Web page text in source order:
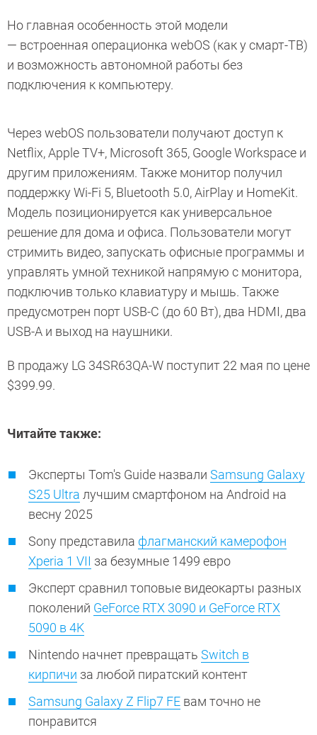
Но главная особенность этой модели
— встроенная операционка webOS (как у смарт-ТВ)
и возможность автономной работы без
подключения к компьютеру.
Через webOS пользователи получают доступ к
Netflix, Apple TV+, Microsoft 365, Google Workspace и
другим приложениям. Также монитор получил
поддержку Wi-Fi 5, Bluetooth 5.0, AirPlay и HomeKit.
Модель позиционируется как универсальное
решение для дома и офиса. Пользователи могут
стримить видео, запускать офисные программы и
управлять умной техникой напрямую с монитора,
подключив только клавиатуру и мышь. Также
предусмотрен порт USB-C (до 60 Вт), два HDMI, два
USB-A и выход на наушники.
В продажу LG 34SR63QA-W поступит 22 мая по цене
$399.99.
Читайте также:
Эксперты Tom's Guide назвали Samsung Galaxy
S25 Ultra лучшим смартфоном на Android на
весну 2025
Sony представила флагманский камерофон
Xperia 1 VII за безумные 1499 евро
Эксперт сравнил топовые видеокарты разных
поколений GeForce RTX 3090 и GeForce RTX
5090 в 4K
Nintendo начнет превращать Switch в
кирпичи за любой пиратский контент
Samsung Galaxy Z Flip7 FE вам точно не
понравится